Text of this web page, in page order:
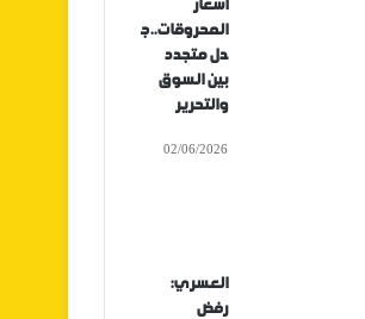
أسعار
المحروقات..ج
دل متجدد
بين السوق
والتحرير
02/06/2026
العسري:
رفض